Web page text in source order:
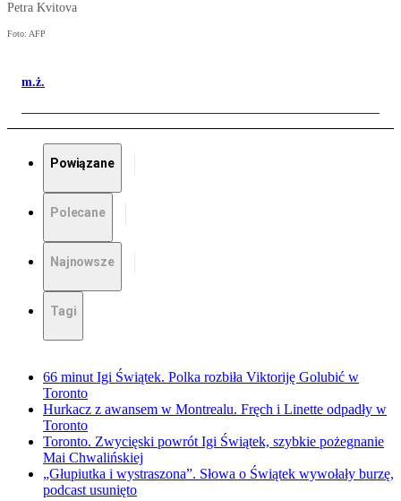
Petra Kvitova
Foto: AFP
m.ż.
Powiązane
Polecane
Najnowsze
Tagi
66 minut Igi Świątek. Polka rozbiła Viktoriję Golubić w
Toronto
Hurkacz z awansem w Montrealu. Fręch i Linette odpadły w
Toronto
Toronto. Zwycięski powrót Igi Świątek, szybkie pożegnanie
Mai Chwalińskiej
„Głupiutka i wystraszona”. Słowa o Świątek wywołały burzę,
podcast usunięto